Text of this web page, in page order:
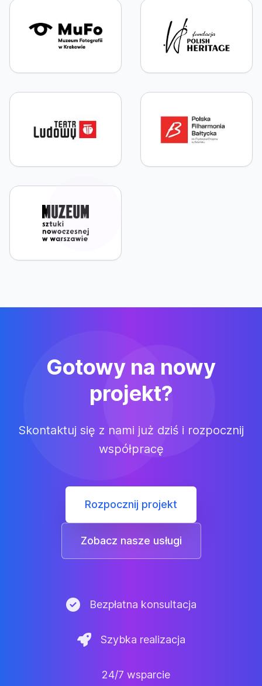
Gotowy na nowy
projekt?
Skontaktuj się z nami już dziś i rozpocznij
współpracę
Rozpocznij projekt
Zobacz nasze usługi
Bezpłatna konsultacja
Szybka realizacja
24/7 wsparcie